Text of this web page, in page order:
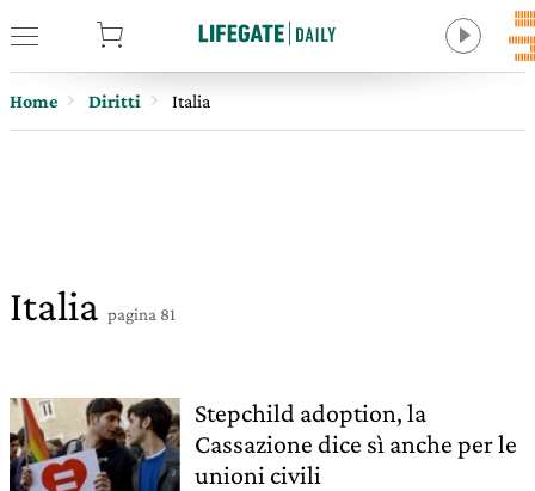
Home Diritti Italia
Italia pagina 81
Stepchild adoption, la
Cassazione dice sì anche per le
unioni civili